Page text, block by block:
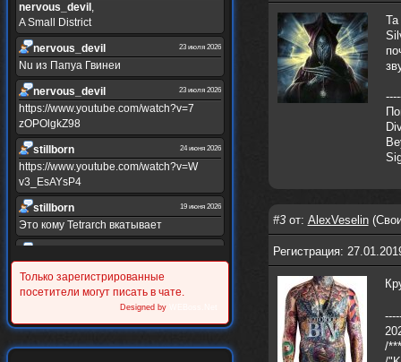
nеrvous_dеvil ,
A Small District
nеrvous_dеvil 23 июля 2026
Nu из Папуа Гвинеи
nеrvous_dеvil 23 июля 2026
https://www.youtube.com/watch?v=7
zOPOlgkZ98
stillborn 24 июня 2026
https://www.youtube.com/watch?v=W
v3_EsAYsP4
stillborn 19 июня 2026
Это кому Tetrarch вкатывает
XINRQPkrkA
https://www.youtube.com/watch?v=z
UVvJjZIu_U
Только зарегистрированные
посетители могут писать в чате.
Designed by
Та
#3от: AlexVeselin
Регистрация:
/